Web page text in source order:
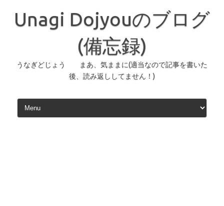
ン
プ
Unagi Dojyouのブログ
(備忘録)
うなぎどじょう まあ、気ままに(適当なので記事を書いた
後、読み返ししてません！)